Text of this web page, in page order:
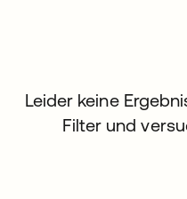
Leider keine
Filter und